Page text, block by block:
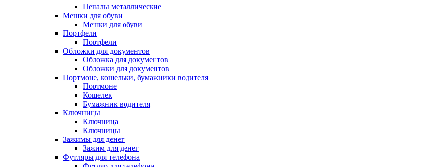
Пеналы металлические
Мешки для обуви
Мешки для обуви
Портфели
Портфели
Обложки для документов
Обложка для документов
Обложки для документов
Портмоне, кошельки, бумажники водителя
Портмоне
Кошелек
Бумажник водителя
Ключницы
Ключница
Ключницы
Зажимы для денег
Зажим для денег
Футляры для телефона